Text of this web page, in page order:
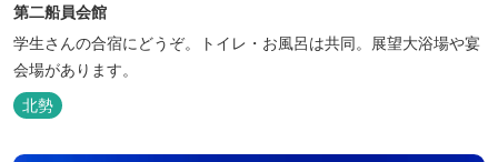
第二船員会館
学生さんの合宿にどうぞ。トイレ・お風呂は共同。展望大浴場や宴
会場があります。
北勢